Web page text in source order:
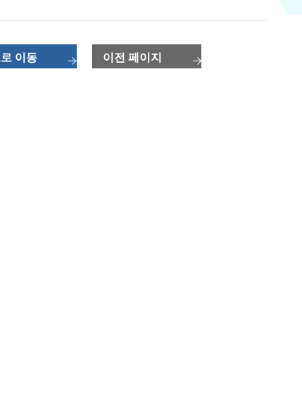
이동 이전 페이지